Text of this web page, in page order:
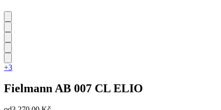
+3
Fielmann AB 007 CL ELIO